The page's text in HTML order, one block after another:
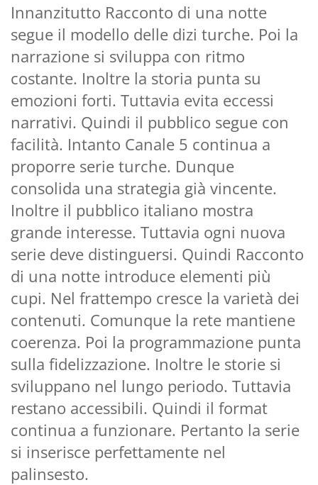
Innanzitutto Racconto di una notte
segue il modello delle dizi turche. Poi la
narrazione si sviluppa con ritmo
costante. Inoltre la storia punta su
emozioni forti. Tuttavia evita eccessi
narrativi. Quindi il pubblico segue con
facilità. Intanto Canale 5 continua a
proporre serie turche. Dunque
consolida una strategia già vincente.
Inoltre il pubblico italiano mostra
grande interesse. Tuttavia ogni nuova
serie deve distinguersi. Quindi Racconto
di una notte introduce elementi più
cupi. Nel frattempo cresce la varietà dei
contenuti. Comunque la rete mantiene
coerenza. Poi la programmazione punta
sulla fidelizzazione. Inoltre le storie si
sviluppano nel lungo periodo. Tuttavia
restano accessibili. Quindi il format
continua a funzionare. Pertanto la serie
si inserisce perfettamente nel
palinsesto.